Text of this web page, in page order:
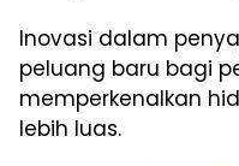
Inovasi dalam
peluang baru bagi
memperkenalkan
lebih luas.